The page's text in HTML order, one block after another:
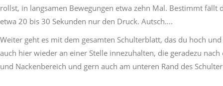
rollst, in langsamen Bewegungen etwa zehn Mal. Bestimmt
etwa 20 bis 30 Sekunden nur den Druck. Autsch….
Weiter geht es mit dem gesamten Schulterblatt, das du hoch
auch hier wieder an einer Stelle innezuhalten, die geradezu
und Nackenbereich und gern auch am unteren Rand des